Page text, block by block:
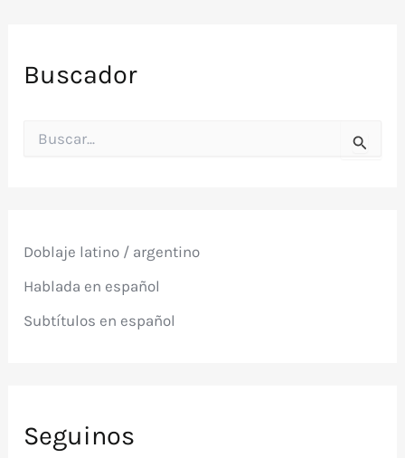
Buscador
o
:
Doblaje latino / argentino
Hablada en español
Subtítulos en español
Seguinos